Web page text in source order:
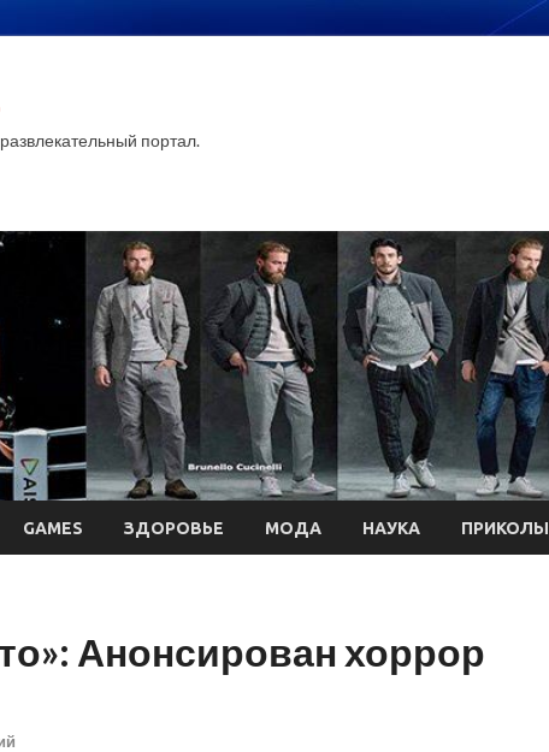
портал.
GAMES ЗДОРОВЬЕ МОДА НАУКА ПРИКОЛЫ
Анонсирован хоррор